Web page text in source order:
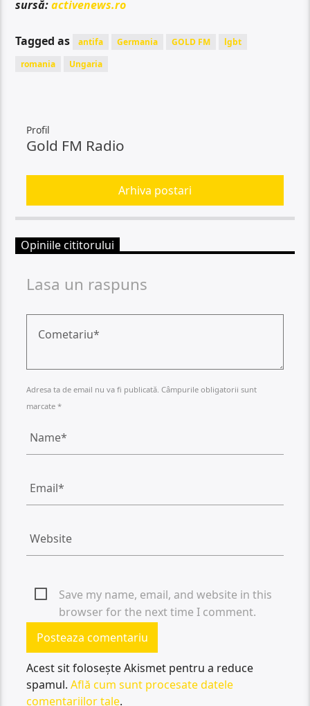
sursă:activenews.ro
Tagged as antifa Germania GOLD FM
lgbt
romania
Ungaria
Profil
Gold FM Radio
Arhiva postari
Opiniile cititorului
Lasa un raspuns
Adresa ta de email nu va fi publicată. Câmpurile obligatorii sunt
marcate *
Save my name, email, and website in this
browser for the next time I comment.
Acest sit folosește Akismet pentru a reduce
spamul.Află cum sunt procesate datele
comentariilor tale.